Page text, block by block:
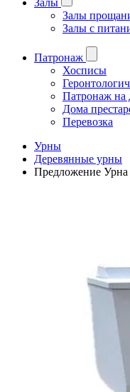
Залы
Залы
Залы с
Патронаж
Хосписы
Патронаж на
Дома
Перевозка
Урны
Деревянные урны
Предложение Урна